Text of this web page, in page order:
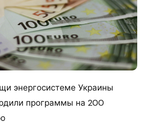
энергосистеме Украины
программы на 200